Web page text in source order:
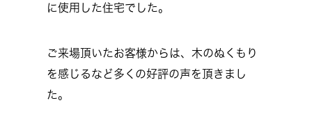
に使用した住宅でした。
ご来場頂いたお客様からは、木のぬくもり
を感じるなど多くの好評の声を頂きまし
た。